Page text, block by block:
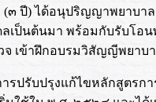
(๓ ปี) ได้อนุปริญญาพยาบ
เป็นต้นมา พร้อมกับรับโอ
จ เข้าฝึกอบรมวิสัญญีพยา
รปรับปรุงแก้ไขหลักสูตรก